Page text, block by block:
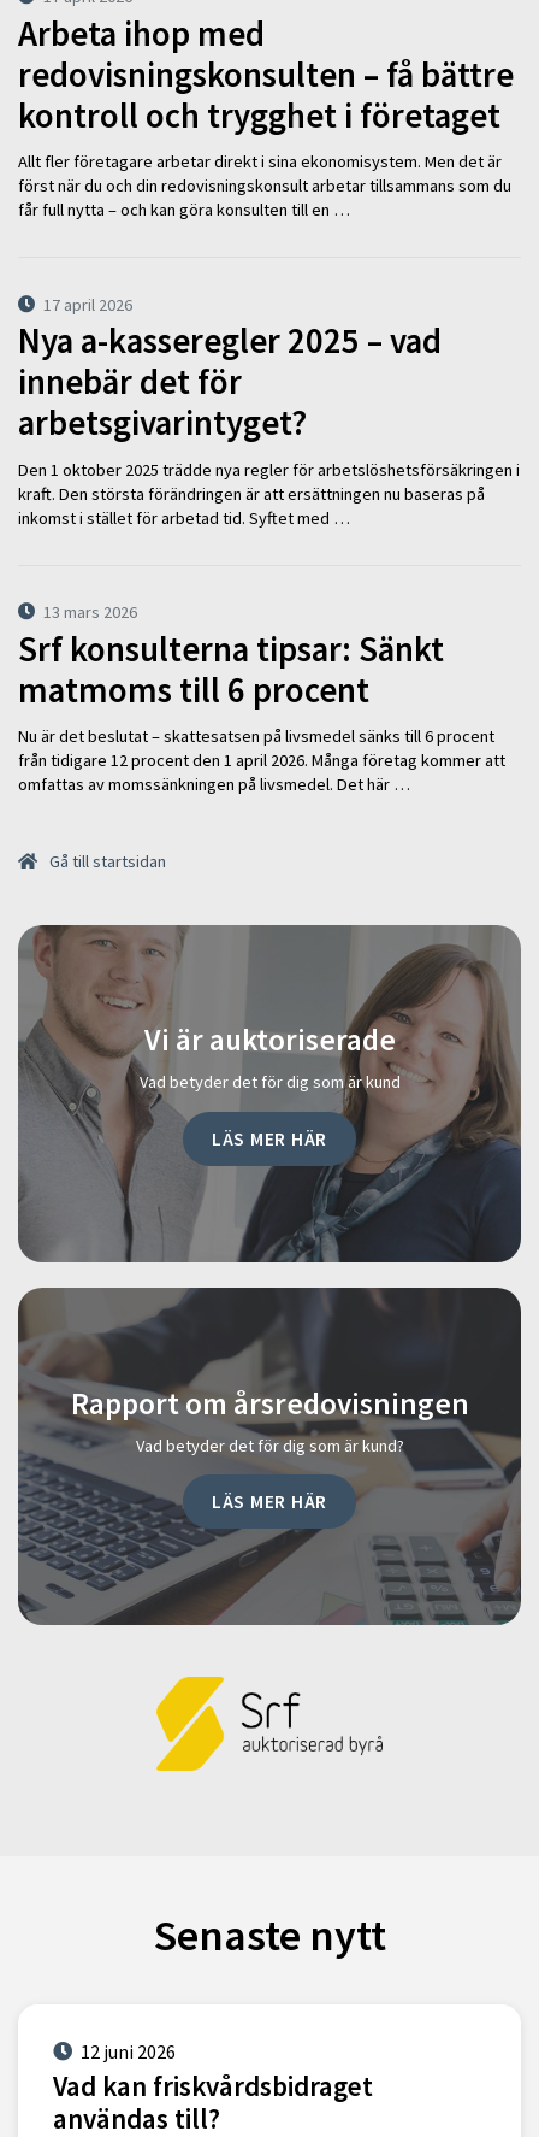
Arbeta ihop med
redovisningskonsulten – få bättre
kontroll och trygghet i företaget
Allt fler företagare arbetar direkt i sina ekonomisystem. Men det är
först när du och din redovisningskonsult arbetar tillsammans som du
får full nytta – och kan göra konsulten till en …
17 april 2026
Nya a-kasseregler 2025 – vad
innebär det för
arbetsgivarintyget?
Den 1 oktober 2025 trädde nya regler för arbetslöshetsförsäkringen i
kraft. Den största förändringen är att ersättningen nu baseras på
inkomst i stället för arbetad tid. Syftet med …
13 mars 2026
Srf konsulterna tipsar: Sänkt
matmoms till 6 procent
Nu är det beslutat – skattesatsen på livsmedel sänks till 6 procent
från tidigare 12 procent den 1 april 2026. Många företag kommer att
omfattas av momssänkningen på livsmedel. Det här …
Gå till startsidan
Vi är auktoriserade
Vad betyder det för dig som är kund
LÄS MER HÄR
Rapport om årsredovisningen
Vad betyder det för dig som är kund?
LÄS MER HÄR
Senaste nytt
12 juni 2026
Vad kan friskvårdsbidraget
användas till?